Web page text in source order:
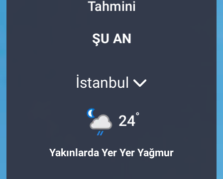
Tahmini
ŞU AN
İstanbul
24°
Yakınlarda Yer Yer Yağmur